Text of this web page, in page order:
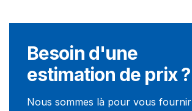
Besoin d'une
estimation de prix ?
Nous sommes là pour vous fournir